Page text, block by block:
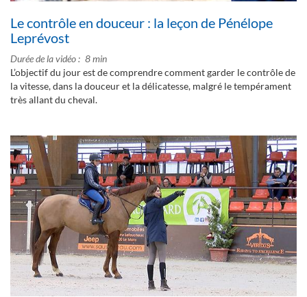
Le contrôle en douceur : la leçon de Pénélope
Leprévost
Durée de la vidéo
8 min
L’objectif du jour est de comprendre comment garder le contrôle de
la vitesse, dans la douceur et la délicatesse, malgré le tempérament
très allant du cheval.